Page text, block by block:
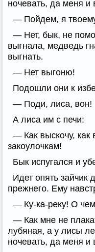
ночевать, да меня и
— Пойдем, я
— Нет, бык, не
выгнала, медведь
выгнать.
— Нет выгоню!
Подошли они к
— Поди, лиса, вон!
А лиса им с печи:
— Как выскочу, как
закоулочкам!
Бык испугался и
Идет опять зайчик
прежнего. Ему
— Ку-ка-реку! О
— Как мне не
лубяная, а у лисы
ночевать, да меня и